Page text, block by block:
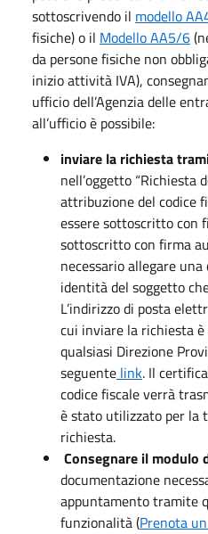
sottoscrivendo il modello
fisiche) o il Modello AA5/6
da persone fisiche non
inizio attività IVA),
ufficio dell’Agenzia delle
all’ufficio è possibile:
inviare la richiesta
nell’oggetto “Richiesta
attribuzione del codice
essere sottoscritto con
sottoscritto con firma
necessario allegare
identità del soggetto
L’indirizzo di posta
cui inviare la richiesta
qualsiasi Direzione
seguente link. Il
codice fiscale verrà
è stato utilizzato per la
richiesta.
Consegnare il modulo
documentazione
appuntamento tramite
funzionalità (Prenota